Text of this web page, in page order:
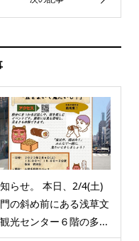
らせ。 本日、2/4(土)
の斜め前にある浅草文
光センター６階の多...